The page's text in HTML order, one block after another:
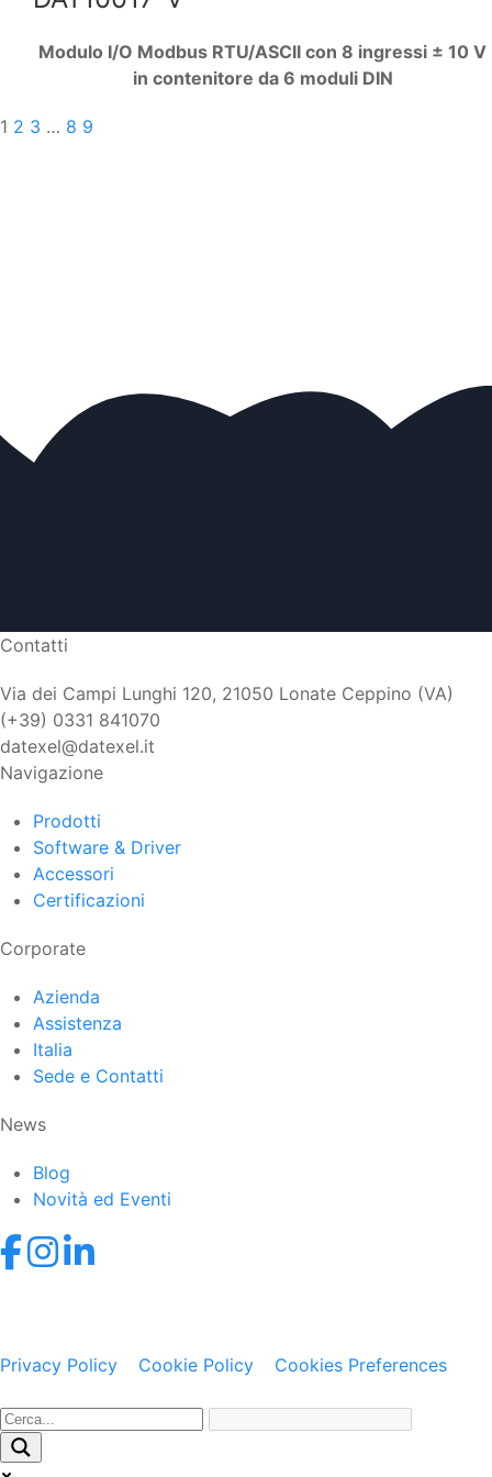
Modulo I/O Modbus RTU/ASCII con 8 ingressi ± 10 V
in contenitore da 6 moduli DIN
1 2 3 … 8 9
Contatti
Via dei Campi Lunghi 120, 21050 Lonate Ceppino (VA)
(+39) 0331 841070
datexel@datexel.it
Navigazione
Prodotti
Software & Driver
Accessori
Certificazioni
Corporate
Azienda
Assistenza
Italia
Sede e Contatti
News
Blog
Novità ed Eventi
Privacy Policy
Cookie Policy
Cookies Preferences